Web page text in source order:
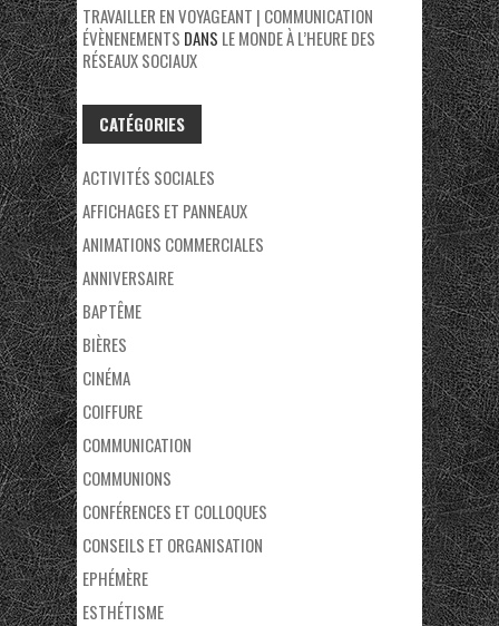
TRAVAILLER EN VOYAGEANT | COMMUNICATION
ÉVÈNENEMENTS DANS LE MONDE À L’HEURE DES
RÉSEAUX SOCIAUX
CATÉGORIES
ACTIVITÉS SOCIALES
AFFICHAGES ET PANNEAUX
ANIMATIONS COMMERCIALES
ANNIVERSAIRE
BAPTÊME
BIÈRES
CINÉMA
COIFFURE
COMMUNICATION
COMMUNIONS
CONFÉRENCES ET COLLOQUES
CONSEILS ET ORGANISATION
EPHÉMÈRE
ESTHÉTISME